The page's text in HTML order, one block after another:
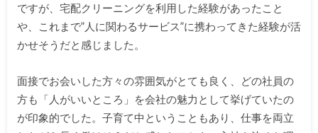
ですが、宅配クリーニングを利用した経験があったこと
や、これまで”人に関わるサービス”に携わってきた経験が活
かせそうだと感じました。
面接でお会いした方々の雰囲気がとても良く、どの社員の
方も「人がいいところ」を会社の魅力として挙げていたの
が印象的でした。子育て中ということもあり、仕事を両立